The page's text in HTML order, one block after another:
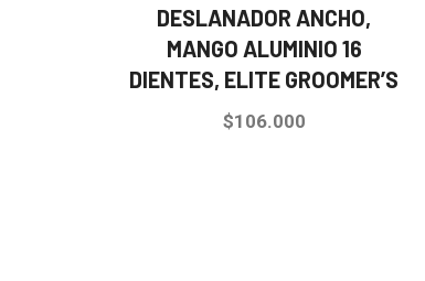
DESLANADOR ANCHO,
MANGO ALUMINIO 16
DIENTES, ELITE GROOMER’S
$106.000